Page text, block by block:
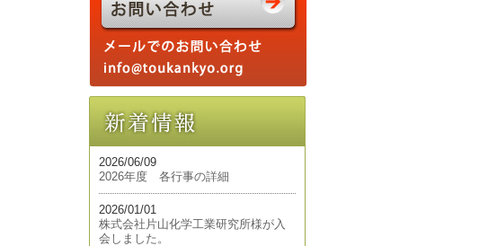
2026/06/09
2026年度 各行事の詳細
2026/01/01
株式会社片山化学工業研究所様が入
会しました。